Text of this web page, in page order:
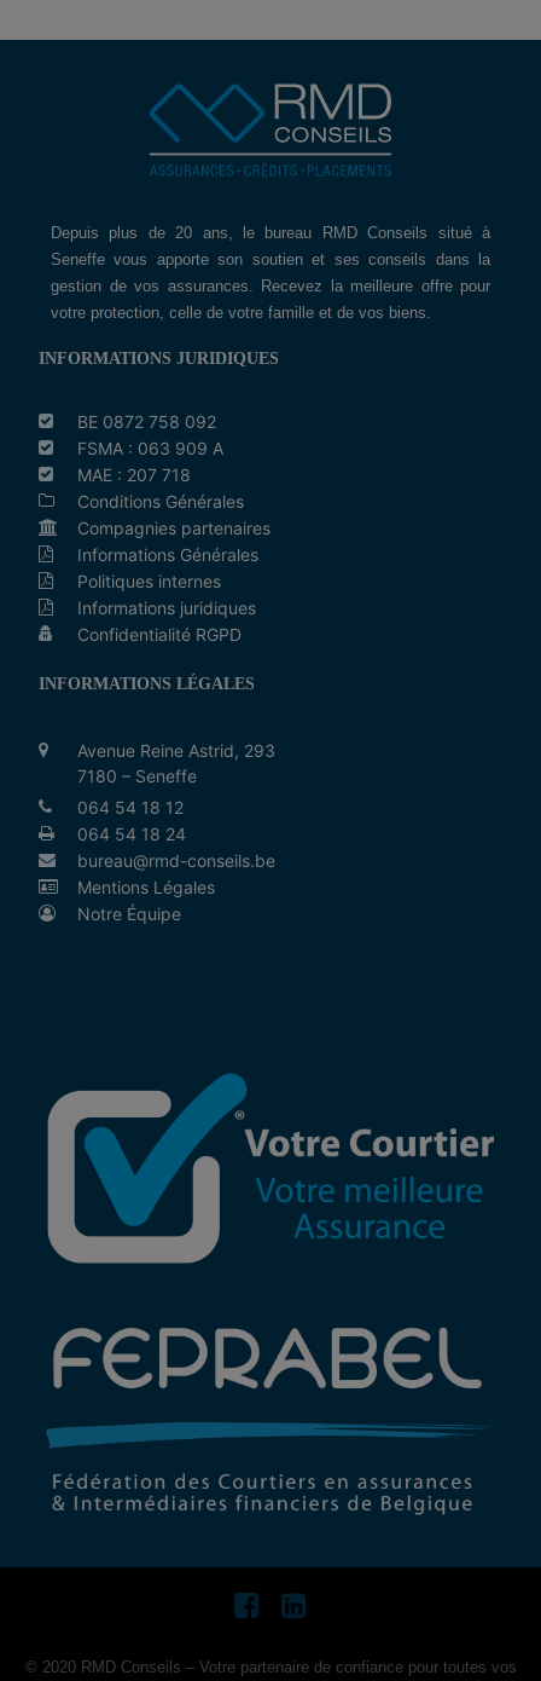
Depuis plus de 20 ans, le bureau RMD Conseils situé à
Seneffe vous apporte son soutien et ses conseils dans la
gestion de vos assurances. Recevez la meilleure offre pour
votre protection, celle de votre famille et de vos biens.
INFORMATIONS JURIDIQUES
BE 0872 758 092
FSMA : 063 909 A
MAE : 207 718
Conditions Générales
Compagnies partenaires
Informations Générales
Politiques internes
Informations juridiques
Confidentialité RGPD
INFORMATIONS LÉGALES
Avenue Reine Astrid, 293
7180 – Seneffe
064 54 18 12
064 54 18 24
bureau@rmd-conseils.be
Mentions Légales
Notre Équipe
© 2020 RMD Conseils – Votre partenaire de confiance pour toutes vos